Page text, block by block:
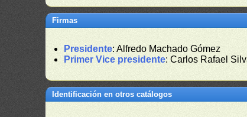
Firmas
Presidente: Alfredo Machado Gómez
Primer Vice presidente: Carlos Rafael
Identificación en otros catálogos